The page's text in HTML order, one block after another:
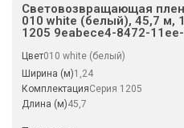
Световозвращающая
010 white (белый), 45,7 м,
1205 9eabece4-8472-
Цвет010 white (белый)
Ширина (м)1,24
КомплектацияСерия 1205
Длина (м)45,7